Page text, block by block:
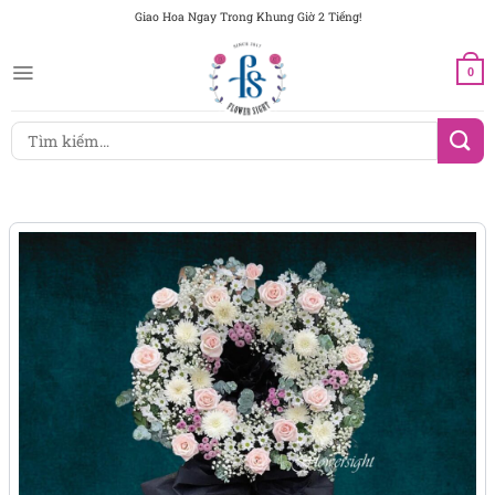
dung
Giao Hoa Ngay Trong Khung Giờ 2 Tiếng!
0
Tìm
kiếm: